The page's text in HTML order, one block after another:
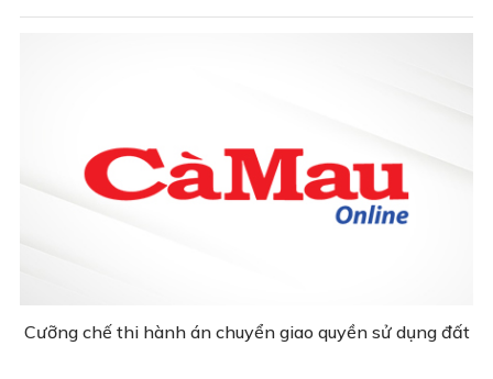
Cưỡng chế thi hành án chuyển giao quyền sử dụng đất